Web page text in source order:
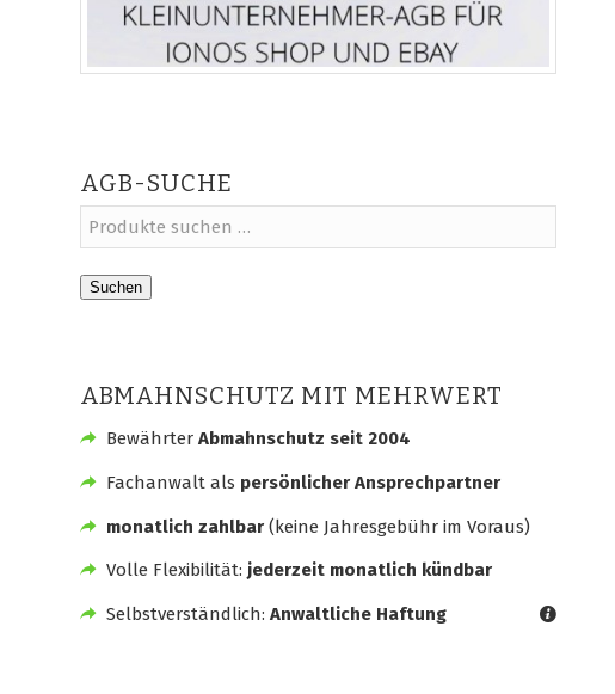
AGB-SUCHE
Suchen
ABMAHNSCHUTZ MIT MEHRWERT
BewährterAbmahnschutz seit 2004
Fachanwalt als persönlicher Ansprechpartner
monatlich zahlbar(keine Jahresgebühr im Voraus)
Volle Flexibilität: jederzeit monatlich kündbar
Selbstverständlich: Anwaltliche Haftung